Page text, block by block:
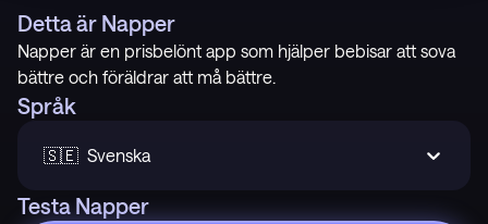
Detta är Napper
Napper är en prisbelönt app som hjälper bebisar att sova
bättre och föräldrar att må bättre.
Språk
🇸🇪  Svenska
Testa Napper